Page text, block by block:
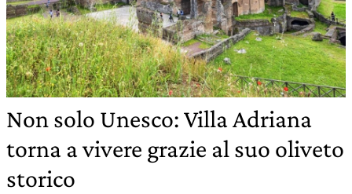
Non solo Unesco: Villa Adriana
torna a vivere grazie al suo oliveto
storico